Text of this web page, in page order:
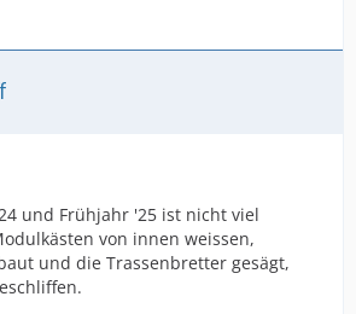
und Frühjahr '25 ist nicht viel
von innen weissen,
und die Trassenbretter gesägt,